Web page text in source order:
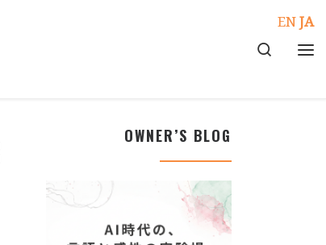
Search
OWNER’S BLOG
EN JA